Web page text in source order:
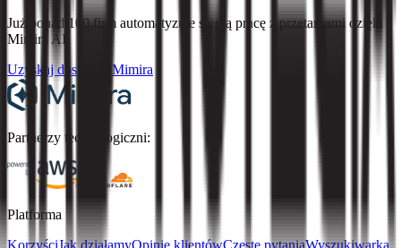
Już ponad 100 firm automatyzuje swoją pracę z przetargami dzięki
Mimira AI.
Uzyskaj dostęp w Mimira
Partnerzy technologiczni:
Platforma
KorzyściJak działamyOpinie klientówCzęste pytaniaWyszukiwarka